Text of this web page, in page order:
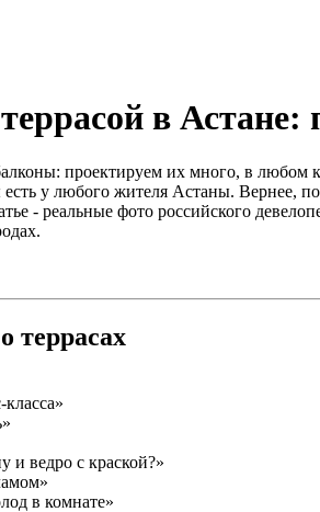
в Астане:
проектируем их много, в любом
у любого жителя Астаны. Вернее,
- реальные фото российского
террасах
класса»
и ведро с краской?»
в комнате»